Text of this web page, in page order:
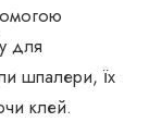
для
шпалери, їх
клей.